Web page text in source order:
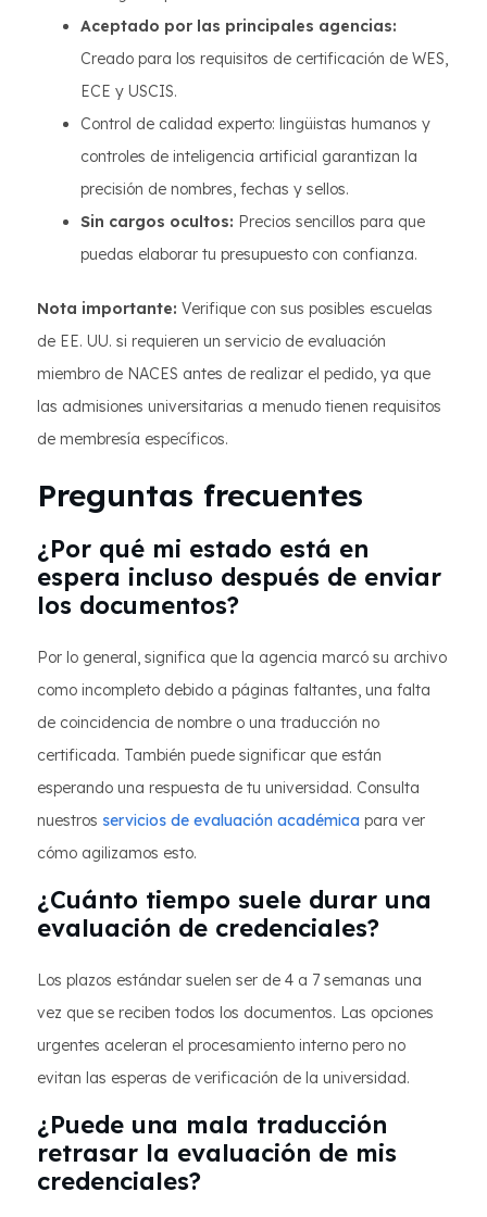
Aceptado por las principales agencias:
Creado para los requisitos de certificación de WES,
ECE y USCIS.
Control de calidad experto: lingüistas humanos y
controles de inteligencia artificial garantizan la
precisión de nombres, fechas y sellos.
Sin cargos ocultos: Precios sencillos para que
puedas elaborar tu presupuesto con confianza.
Nota importante: Verifique con sus posibles escuelas
de EE. UU. si requieren un servicio de evaluación
miembro de NACES antes de realizar el pedido, ya que
las admisiones universitarias a menudo tienen requisitos
de membresía específicos.
Preguntas frecuentes
¿Por qué mi estado está en
espera incluso después de enviar
los documentos?
Por lo general, significa que la agencia marcó su archivo
como incompleto debido a páginas faltantes, una falta
de coincidencia de nombre o una traducción no
certificada. También puede significar que están
esperando una respuesta de tu universidad. Consulta
nuestros servicios de evaluación académica para ver
cómo agilizamos esto.
¿Cuánto tiempo suele durar una
evaluación de credenciales?
Los plazos estándar suelen ser de 4 a 7 semanas una
vez que se reciben todos los documentos. Las opciones
urgentes aceleran el procesamiento interno pero no
evitan las esperas de verificación de la universidad.
¿Puede una mala traducción
retrasar la evaluación de mis
credenciales?